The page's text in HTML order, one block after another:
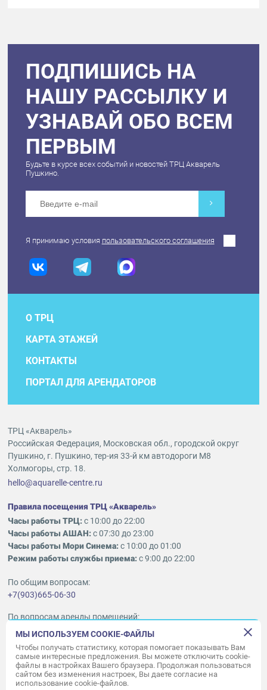
ПОДПИШИСЬ НА
НАШУ РАССЫЛКУ И
УЗНАВАЙ ОБО ВСЕМ
ПЕРВЫМ
Будьте в курсе всех событий и новостей ТРЦ Акварель
Пушкино.
Я принимаю условия пользовательского соглашения
О ТРЦ
КАРТА ЭТАЖЕЙ
КОНТАКТЫ
ПОРТАЛ ДЛЯ АРЕНДАТОРОВ
ТРЦ «Акварель»
Российская Федерация, Московская обл., городской округ
Пушкино, г. Пушкино, тер-ия 33-й км автодороги М8
Холмогоры, стр. 18.
hello@aquarelle-centre.ru
Правила посещения ТРЦ «Акварель»
Часы работы ТРЦ:с 10:00 до 22:00
Часы работы АШАН:с 07:30 до 23:00
Часы работы Мори Синема:с 10:00 до 01:00
Режим работы службы приема:с 9:00 до 22:00
По общим вопросам:
+7(903)665-06-30
По вопросам аренды помещений:
ukleykina@nhood.com
+7(903)665-98-78
© ООО «Акварель» 2010–2026.
Все права защищены
МЫ ИСПОЛЬЗУЕМ COOKIE-ФАЙЛЫ
Чтобы получать статистику, которая помогает показывать Вам
самые интересные предложения. Вы можете отключить cookie-
файлы в настройках Вашего браузера. Продолжая пользоваться
сайтом без изменения настроек, Вы даете согласие на
использование cookie-файлов.